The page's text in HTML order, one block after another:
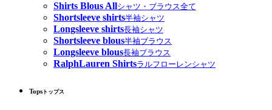
Shirts Blous Allシャツ・ブラウス全て
Shortsleeve shirts半袖シャツ
Longsleeve shirts長袖シャツ
Shortsleeve blous半袖ブラウス
Longsleeve blous長袖ブラウス
RalphLauren Shirtsラルフローレンシャツ
Tops トップス